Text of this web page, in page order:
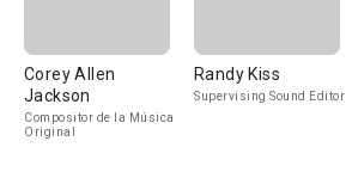
Corey Allen
Jackson
Compositor de la Música
Original
Randy Kiss
Supervising Sound Editor